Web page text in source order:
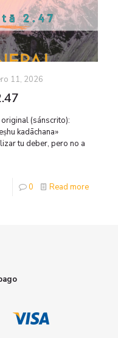
11, 2026
(sánscrito):
kadāchana»
tu deber, pero no a
0 Read more